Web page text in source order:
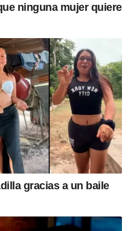
ninguna mujer quiere
gracias a un baile